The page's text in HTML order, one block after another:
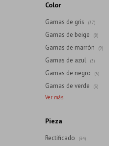
Pieza
Rectificado (34)
Color
Gamas de gris (37)
Gamas de beige (8)
Gamas de marrón (9)
Gamas de azul (3)
Gamas de negro (5)
Gamas de verde (3)